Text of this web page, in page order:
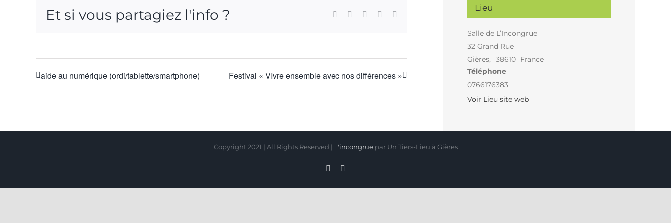
Et si vous partagiez l'info ? Facebook WhatsApp
Pinterest
aide au numérique (ordi/tablette/smartphone) Festival « VIvre ensemble avec nos différences »
Lieu
Salle de L’Incongrue
32 Grand Rue
Gières, 38610 France
Téléphone
0766176383
Voir Lieu site web
Copyright 2021 | All Rights Reserved | L'incongruepar Un Tiers-Lieu à Gières
Facebook